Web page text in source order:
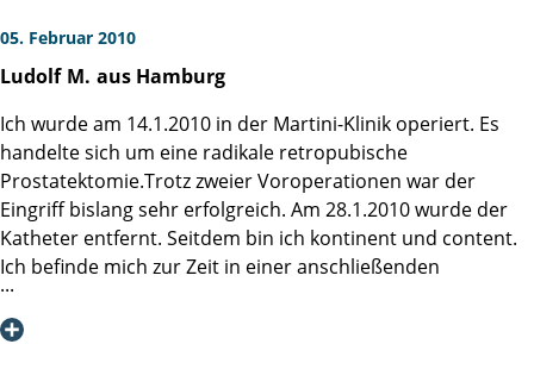
es keinerlei Probleme. Die Reha und die Nachsorge nehme
ich nach wie vor ernst.
Nochmals vielen Dank an Dr. Haese und sein Team für die
vorbildliche Betreung.
Heute 6 Monate nach der OP kann ich sagen, es war richtig
mit da Vinci in der Martini-Klinik operiert zu werden und
kann es mit sehr gutem Gewissen weiter empfehlen.
Mit frdl. Grüssen Ihr dankbarer Patient K. Metzner
05. Februar 2010
Ludolf M. aus Hamburg
Ich wurde am 14.1.2010 in der Martini-Klinik operiert. Es
handelte sich um eine radikale retropubische
Prostatektomie.Trotz zweier Voroperationen war der
Eingriff bislang sehr erfolgreich. Am 28.1.2010 wurde der
Katheter entfernt. Seitdem bin ich kontinent und content.
Ich befinde mich zur Zeit in einer anschließenden
Heilbehandlung in den Hamm-Kliniken in St.Peter-Ording.
Auch hier wird die gute Arbeit der Martini-Klinik gelobt. Ich